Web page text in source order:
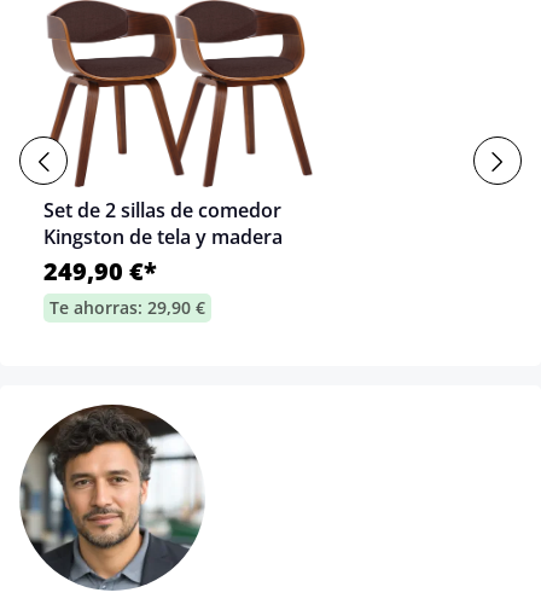
Set de 2 sillas de comedor
Kingston de tela y madera
249,90 €*
Te ahorras: 29,90 €